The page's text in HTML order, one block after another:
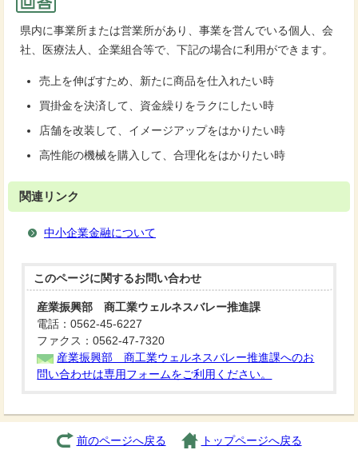
県内に事業所または営業所があり、事業を営んでいる個人、会
社、医療法人、企業組合等で、下記の場合に利用ができます。
売上を伸ばすため、新たに商品を仕入れたい時
買掛金を決済して、資金繰りをラクにしたい時
店舗を改装して、イメージアップをはかりたい時
高性能の機械を購入して、合理化をはかりたい時
関連リンク
中小企業金融について
このページに関するお問い合わせ
産業振興部 商工業ウェルネスバレー推進課
電話：0562-45-6227
ファクス：0562-47-7320
産業振興部 商工業ウェルネスバレー推進課へのお
問い合わせは専用フォームをご利用ください。
前のページへ戻る トップページへ戻る